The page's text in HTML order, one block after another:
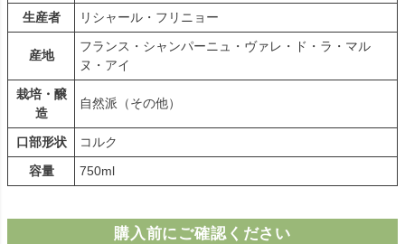
生産者
リシャール・フリニョー
産地
フランス・シャンパーニュ・ヴァレ・ド・ラ・マル
ヌ・アイ
栽培・醸
造
自然派（その他）
口部形状
コルク
容量
750ml
購入前にご確認ください